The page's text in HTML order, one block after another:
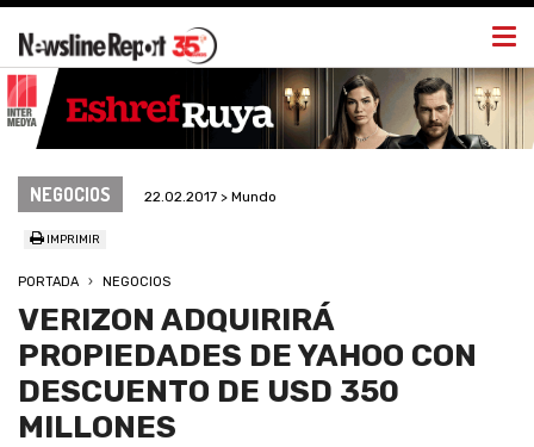
NEGOCIOS 22.02.2017 > Mundo
IMPRIMIR
PORTADA NEGOCIOS
VERIZON ADQUIRIRÁ
PROPIEDADES DE YAHOO CON
DESCUENTO DE USD 350
MILLONES